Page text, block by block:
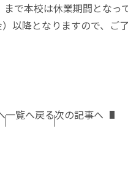
で本校は休業期間となっ
以降となりますので、ご
一覧へ戻る次の記事へ